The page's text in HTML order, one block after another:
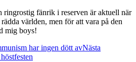
ringrostig fänrik i reserven är aktuell när
världen, men för att vara på den
mig boys!
har ingen dött avNästa